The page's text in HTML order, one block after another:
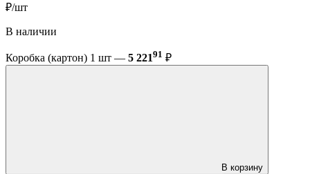
₽/шт
В наличии
Коробка (картон) 1 шт — 5 22191 ₽
В корзину